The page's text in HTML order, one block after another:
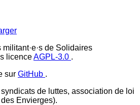
de Solidaires
licenceAGPL-3.0 .
sur GitHub .
de luttes, association de loi
Envierges).